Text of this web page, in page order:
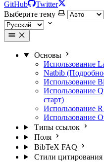
GitHub
Twitter
Выберите тему
Основы
Использование
Natbib
Использование
Использование
старт)
Использование
Использование
Типы ссылок
Поля
BibTeX FAQ
Стили